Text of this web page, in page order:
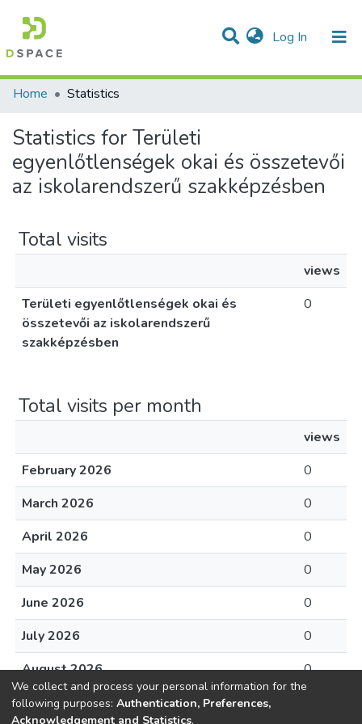
Log In (current)
Communities & Collections
All of DSpace
Home
Statistics
Statistics for Területi
egyenlőtlenségek okai és összetevői
az iskolarendszerű szakképzésben
Total visits
views
Területi egyenlőtlenségek okai és
összetevői az iskolarendszerű
szakképzésben
0
Total visits per month
views
February 2026
0
March 2026
0
April 2026
0
May 2026
0
June 2026
0
July 2026
0
August 2026
0
We collect and process your personal information for the
following purposes: Authentication, Preferences,
Acknowledgement and Statistics.